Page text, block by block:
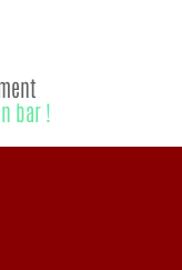
bar !